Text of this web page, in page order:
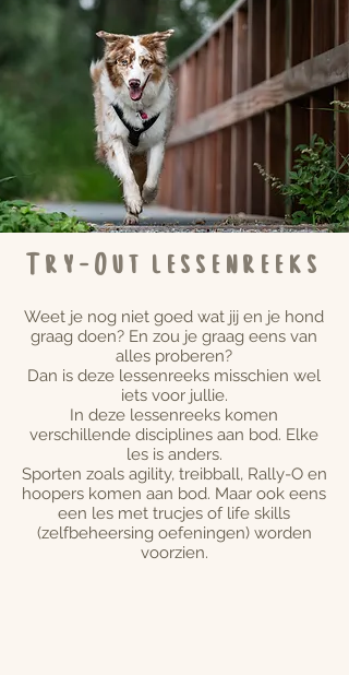
Try-Out lessenreeks
Weet je nog niet goed wat jij en je hond
graag doen? En zou je graag eens van
alles proberen?
Dan is deze lessenreeks misschien wel
iets voor jullie.
In deze lessenreeks komen
verschillende disciplines aan bod. Elke
les is anders.
Sporten zoals agility, treibball, Rally-O en
hoopers komen aan bod. Maar ook eens
een les met trucjes of life skills
(zelfbeheersing oefeningen) worden
voorzien.